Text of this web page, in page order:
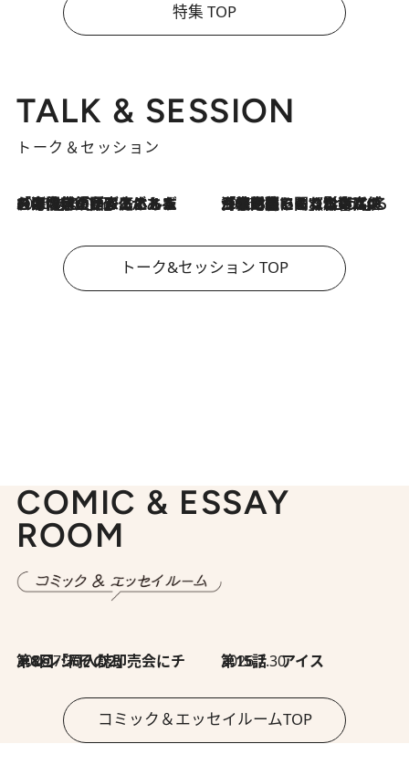
特集 TOP
TALK & SESSION
トーク＆セッション
2026.8.3
「今後値上げがあるとすれば…」「リスクがあるのは今年の冬」エネルギー専門家が語る、ホルムズ海峡封鎖が家庭にもたらす“ある心配” 2026.8.3
「住宅建てられない…」「サーチャージ料の高値が続いている」ホルムズ海峡封鎖による影響はいつまで続く？《エネルギー専門家に聞く“どうなる日本の暮らし”》
トーク&セッション TOP
COMIC & ESSAY
ROOM
2026.7.30
第8回「同人誌即売会にチャレンジ その2」 2026.7.30
第15話 アイス
コミック＆エッセイルームTOP